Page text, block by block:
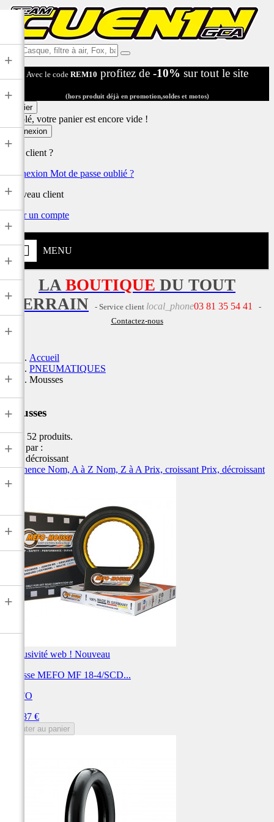
Ex:
Casque,
filtre
air,
Fox,
...
Avec le code REM10 profitez de -10% sur tout le site
(hors produit déjà en promotion,soldes et motos)
Panier
Désolé, votre panier est encore vide !
Connexion
Déjà client ?
Connexion Mot de passe oublié ?
Nouveau client
Créer un compte
MENU
+
+
+
+
+
+
+
+
+
+
+
+
+
+
LA BOUTIQUE DU TOUT
TERRAIN
- Service client local_phone03 81 35 54 41
-
Contactez-nous
Accueil
PNEUMATIQUES
Mousses
Mousses
Il y a 52 produits.
Trier par :
Prix, décroissant
Pertinence Nom, A à Z Nom, Z à A Prix, croissant Prix, décroissant
Exclusivité web ! Nouveau
Mousse MEFO MF 18-4/SCD...
MEFO
179,87 €
Ajouter au panier